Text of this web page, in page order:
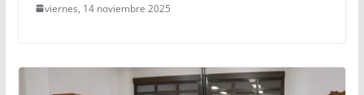
viernes, 14 noviembre 2025